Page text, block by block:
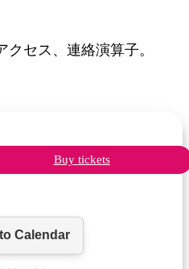
セス、連絡演算子。
Buy tickets